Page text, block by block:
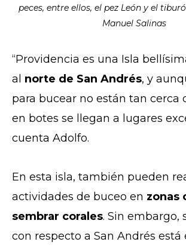
peces, entre ellos, el pez León y el
Manuel Salinas
“Providencia es una Isla
al norte de San Andrés, y
para bucear no están tan cerca
en botes se llegan a lugares
cuenta Adolfo.
En esta isla, también pueden
actividades de buceo en zonas
sembrar corales. Sin embargo,
con respecto a San Andrés está